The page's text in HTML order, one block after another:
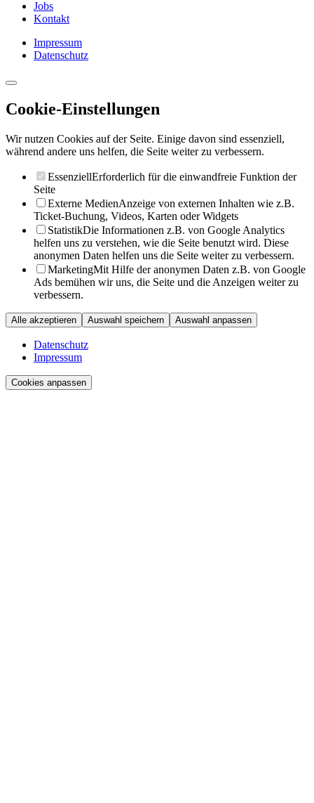
Jobs
Kontakt
Impressum
Datenschutz
Cookie-Einstellungen
Wir nutzen Cookies auf der Seite. Einige davon sind essenziell,
während andere uns helfen, die Seite weiter zu verbessern.
EssenziellErforderlich für die einwandfreie Funktion der
Seite
Externe MedienAnzeige von externen Inhalten wie z.B.
Ticket-Buchung, Videos, Karten oder Widgets
StatistikDie Informationen z.B. von Google Analytics
helfen uns zu verstehen, wie die Seite benutzt wird. Diese
anonymen Daten helfen uns die Seite weiter zu verbessern.
MarketingMit Hilfe der anonymen Daten z.B. von Google
Ads bemühen wir uns, die Seite und die Anzeigen weiter zu
verbessern.
Alle akzeptieren Auswahl speichern Auswahl anpassen
Datenschutz
Impressum
Cookies anpassen